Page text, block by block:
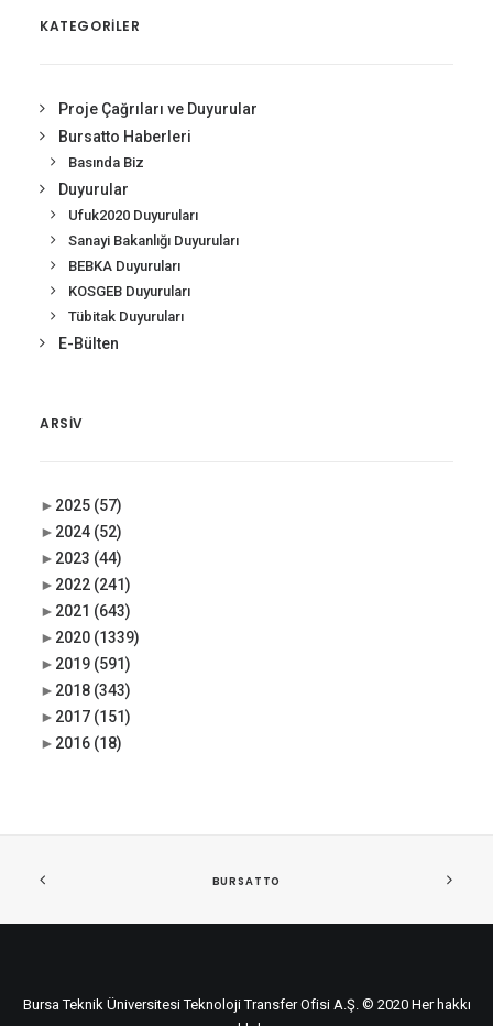
KATEGORİLER
Proje Çağrıları ve Duyurular
Bursatto Haberleri
Basında Biz
Duyurular
Ufuk2020 Duyuruları
Sanayi Bakanlığı Duyuruları
BEBKA Duyuruları
KOSGEB Duyuruları
Tübitak Duyuruları
E-Bülten
ARSIV
► 2025 (57)
► 2024 (52)
► 2023 (44)
► 2022 (241)
► 2021 (643)
► 2020 (1339)
► 2019 (591)
► 2018 (343)
► 2017 (151)
► 2016 (18)
BURSATTO
Bursa Teknik Üniversitesi Teknoloji Transfer Ofisi A.Ş. © 2020 Her hakkı